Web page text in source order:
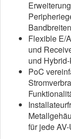
Flexible E/
und
und
PoC
für jede